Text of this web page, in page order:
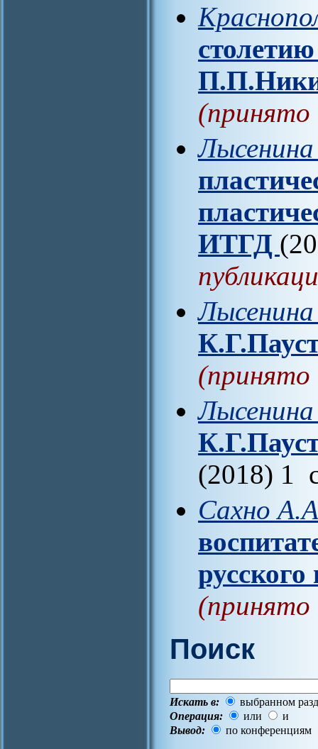
(принято
ИТГД
(принято
(2018) 1
Сахно
(принято
Поиск
Искать в:
выбранном
Операция:
или
и
Вывод:
по конференциям